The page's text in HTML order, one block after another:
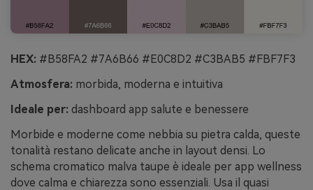
HEX: #B58FA2 #7A6B66 #E0C8D2 #C3BAB5 #FBF7F3
Atmosfera: morbida, moderna e intuitiva
Ideale per: dashboard app salute e benessere
Morbide e moderne come nebbia su pietra calda, queste
tonalità restano delicate anche in layout densi. Lo
schema cromatico malva taupe è ideale per app wellness
dove calma e chiarezza sono essenziali. Usa il quasi